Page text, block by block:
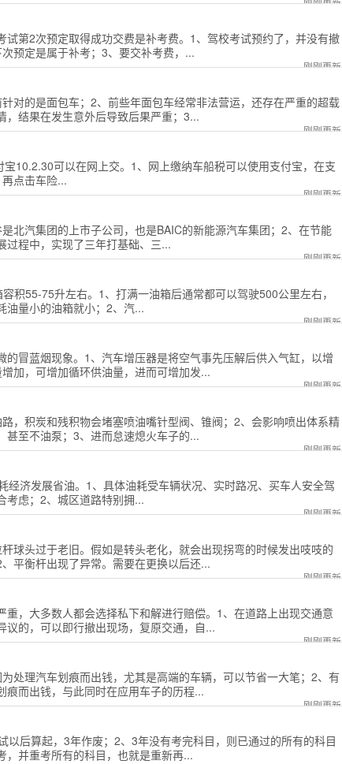
第2次预定取得成功交费是补考费。1、驾校考试预约了，并没有撤
预定是属于补考；3、要交补考费，...
刚刚更新
对的是面包车；2、前些年面包车经常非法营运，还存在严重的超载
结果在发生意外后导致后果严重；3...
刚刚更新
10.2.30可以在网上交。1、网上缴纳车船税可以使用支付宝，在支
点击车险...
刚刚更新
北汽集团的上市子公司，也是BAIC的新能源汽车集团；2、在节能
过程中，实现了三年打基础、三...
刚刚更新
积55-75升左右。1、打满一油箱后通常都可以驾驶500公里左右，
油量小的油箱就小；2、汽...
刚刚更新
冒蓝烟现象。1、汽车增压器是将空气事先压解后供入气缸，以增
加，可增加循环供油量，进而可增加发...
刚刚更新
，积炭和残积物会堵塞喷油嘴针型阀、锥阀；2、会影响喷出体系精
甚至不油泵；3、进而怠速熄火车子的...
刚刚更新
济发展省油。1、具体油耗受车辆状况、实时路况、买车人安全驾
考虑；2、城区道路特别拥...
刚刚更新
球头过于老旧。假如是转头老化，就会出现拐弯的时候发出吱吱的
平衡杆出现了异常。需要在更换以后还...
刚刚更新
，大多数人都会选择私下和解进行赔偿。1、在道路上出现交通意
的，可以即行撤出现场，复原交通，自...
刚刚更新
处理汽车划痕而出钱，尤其是高端的车辆，可以节省一大笔；2、有
而出钱，与此同时在应用车子的历程...
刚刚更新
后算起，3年作废；2、3年没有考完科目，则已通过的所有的科目
并重考所有的科目，也就是重新再...